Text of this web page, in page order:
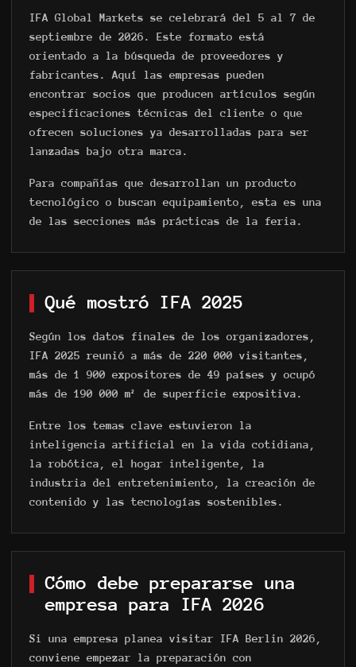
IFA Global Markets se celebrará del 5 al 7 de
septiembre de 2026. Este formato está
orientado a la búsqueda de proveedores y
fabricantes. Aquí las empresas pueden
encontrar socios que producen artículos según
especificaciones técnicas del cliente o que
ofrecen soluciones ya desarrolladas para ser
lanzadas bajo otra marca.
Para compañías que desarrollan un producto
tecnológico o buscan equipamiento, esta es una
de las secciones más prácticas de la feria.
Qué mostró IFA 2025
Según los datos finales de los organizadores,
IFA 2025 reunió a más de 220 000 visitantes,
más de 1 900 expositores de 49 países y ocupó
más de 190 000 m² de superficie expositiva.
Entre los temas clave estuvieron la
inteligencia artificial en la vida cotidiana,
la robótica, el hogar inteligente, la
industria del entretenimiento, la creación de
contenido y las tecnologías sostenibles.
Cómo debe prepararse una
empresa para IFA 2026
Si una empresa planea visitar IFA Berlin 2026,
conviene empezar la preparación con
sales@anviovr.com
www.anvio.com
Política de Privacidad
Política de Cookies
Reglas Generales para la Prestación de
Parque
Zona de Juegos
VR eSport
FAQ
Programa de Socios